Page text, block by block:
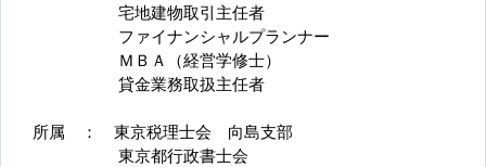
宅地建物取引主任者
ファイナンシャルプランナー
ＭＢＡ（経営学修士）
貸金業務取扱主任者
所属 ： 東京税理士会 向島支部
東京都行政書士会